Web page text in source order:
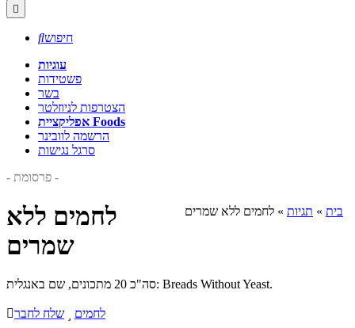

חיפוש
עוגיות
פשטידות
בשר
הצטרפות לניוזלטר
אפליקציית Foods
הרשמה לוובינר
סרגל נגישות
- פרסומת -
בית » תגיות » לחמים ללא שמרים
לחמים ללא
שמרים
סה"כ 20 מתכונים, שם באנגלית: Breads Without Yeast.
שלח לחבר לחמים